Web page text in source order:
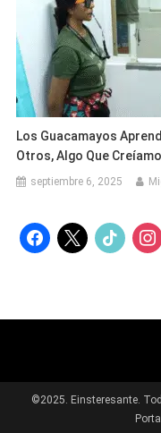
Los Guacamayos
Otros, Algo Que
septiembre 6, 2025
facebook
x tiktok
©2025. Einsteresante.